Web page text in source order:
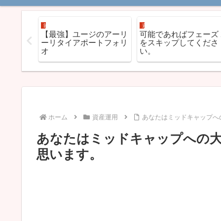
稼ぎす
節約とハック
【最強】ユージのアーリ
ーリタイアポートフォリ
オ
資産運用
可能であればフェーズ
をスキップしてくださ
い。
ホーム 資産運用 あなたはミッドキャップ
あなたはミッドキャップへの
思います。